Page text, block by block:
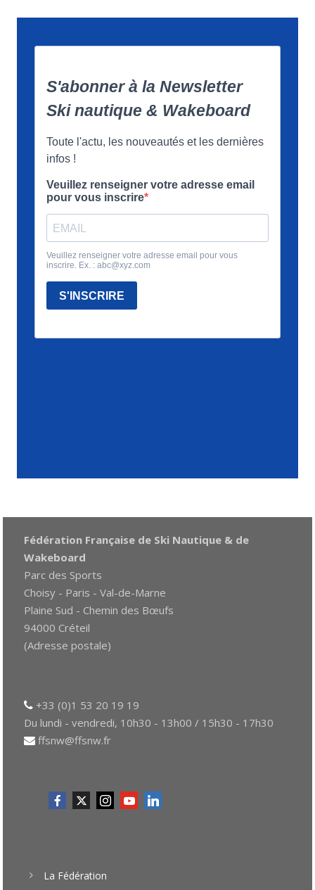
Fédération Française de Ski Nautique & de
Wakeboard
Parc des Sports
Choisy - Paris - Val-de-Marne
Plaine Sud - Chemin des Bœufs
94000 Créteil
(Adresse postale)
+33 (0)1 53 20 19 19
Du lundi - vendredi, 10h30 - 13h00 / 15h30 - 17h30
ffsnw@ffsnw.fr
La Fédération